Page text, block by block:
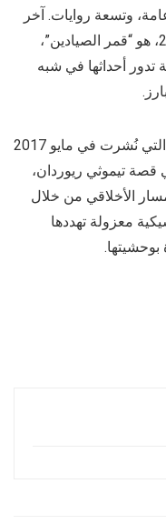
وتسعة روايات. آخر
جهده، المقرر نشره في صيف عام 2019، هو “قمر الصيادين”،
أحداثها في شبه
أحدث روايته، “بعضهم يصعد بالخطيئة”، التي نُشرت في مايو 2017
قصة تيموثي ريوردان،
الأخلاقي من خلال
معزولة تهددها